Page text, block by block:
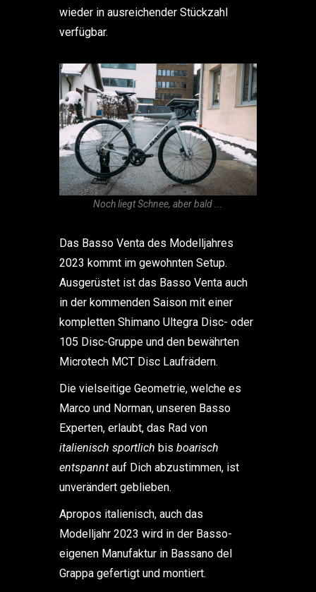
wieder in ausreichender Stückzahl
verfügbar.
Noch liegt Schnee, aber bald ...
Das Basso Venta des Modelljahres
2023 kommt im gewohnten Setup.
Ausgerüstet ist das Basso Venta auch
in der kommenden Saison mit einer
kompletten Shimano Ultegra Disc- oder
105 Disc-Gruppe und den bewährten
Microtech MCT Disc Laufrädern.
Die vielseitige Geometrie, welche es
Marco und Norman, unseren Basso
Experten, erlaubt, das Rad von
italienisch sportlich bis boarisch
entspannt auf Dich abzustimmen, ist
unverändert geblieben.
Apropos italienisch, auch das
Modelljahr 2023 wird in der Basso-
eigenen Manufaktur in Bassano del
Grappa gefertigt und montiert.